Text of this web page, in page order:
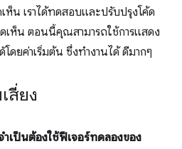
ห็น เราได้ทดสอบและปรับปรุงโค้ด
เห็น ตอนนี้คุณสามารถใช้การแสดง
ยค่าเริ่มต้น ซึ่งทำงานได้ ดีมากๆ
สี่ยง
เป็นต้องใช้ฟีเจอร์ทดลองของ